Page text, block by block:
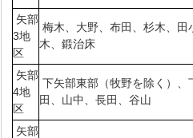
矢部
3地
区
梅木、大野、布田、杉木、
木、鍛治床
矢部
4地
区
下矢部東部（牧野を除く）
田、山中、長田、谷山
矢部